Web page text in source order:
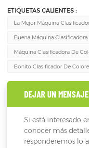
ETIQUETAS CALIENTES :
La Mejor Máquina
Buena Máquina
Máquina Clasificadora De
Bonito Clasificador De
DEJAR UN MENSAJE
Si está interesado
conocer más
responderemos lo